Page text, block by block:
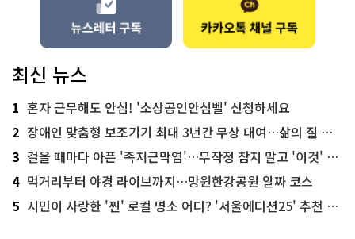
최신 뉴스
1 혼자 근무해도 안심! '소상공인안심벨' 신청하세요
2 장애인 맞춤형 보조기기 최대 3년간 무상 대여…삶의 질 높인다
3 걸을 때마다 아픈 '족저근막염'…무작정 참지 말고 '이것' 해보세요!
4 먹거리부터 야경 라이브까지…망원한강공원 알짜 코스
5 시민이 사랑한 '찐' 로컬 명소 어디? '서울에디션25' 추천 코스